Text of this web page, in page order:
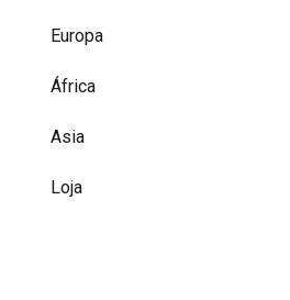
Europa
África
Asia
Loja